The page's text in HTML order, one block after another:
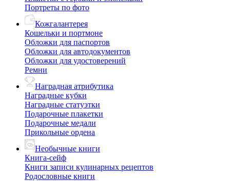
Портреты по фото
Кожгалантерея
Кошельки и портмоне
Обложки для паспортов
Обложки для автодокументов
Обложки для удостоверений
Ремни
Наградная атрибутика
Наградные кубки
Наградные статуэтки
Подарочные плакетки
Подарочные медали
Прикольные ордена
Необычные книги
Книга-сейф
Книги записи кулинарных рецептов
Родословные книги